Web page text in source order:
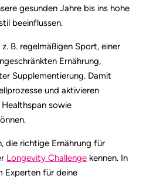
gesunden Jahre bis ins hohe
beeinflussen.
B. regelmäßigen Sport, einer
Ernährung,
Supplementierung. Damit
und aktivieren
sowie
die richtige Ernährung für
Longevity Challenge kennen. In
Experten für deine